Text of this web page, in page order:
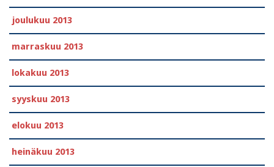
joulukuu 2013
marraskuu 2013
lokakuu 2013
syyskuu 2013
elokuu 2013
heinäkuu 2013